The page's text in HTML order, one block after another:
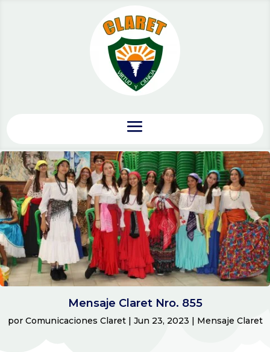
Mensaje Claret Nro. 855
por Comunicaciones Claret| Jun 23, 2023 | Mensaje Claret